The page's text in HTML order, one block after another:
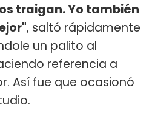
traigan. Yo también
, saltó rápidamente
un palito al
referencia a
Así fue que ocasionó